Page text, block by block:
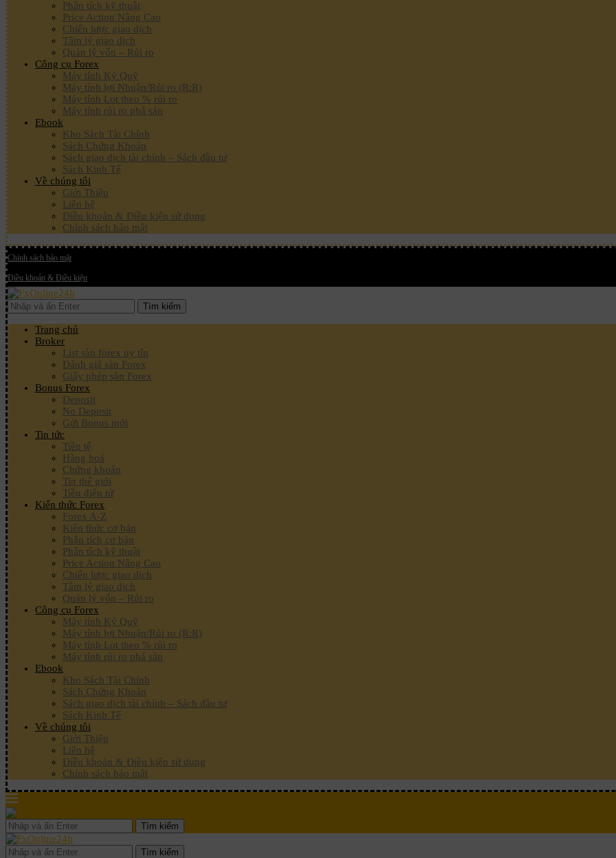
Phân tích kỹ thuật
Price Action Nâng Cao
Chiến lược giao dịch
Tâm lý giao dịch
Quản lý vốn – Rủi ro
Công cụ Forex
Máy tính Ký Quỹ
Máy tính lợi Nhuận/Rủi ro (R:R)
Máy tính Lot theo % rủi ro
Máy tính rủi ro phá sản
Ebook
Kho Sách Tài Chính
Sách Chứng Khoán
Sách giao dịch tài chính – Sách đầu tư
Sách Kinh Tế
Về chúng tôi
Giới Thiệu
Liên hệ
Điều khoản & Điều kiện sử dụng
Chính sách bảo mật
Chính sách bảo mật
Điều khoản & Điều kiện
Tìm kiếm
Trang chủ
Broker
List sàn forex uy tín
Đánh giá sàn Forex
Giấy phép sàn Forex
Bonus Forex
Deposit
No Deposit
Gửi Bonus mới
Tin tức
Tiền tệ
Hàng hoá
Chứng khoán
Tin thế giới
Tiền điện tử
Kiến thức Forex
Forex A-Z
Kiến thức cơ bản
Phân tích cơ bản
Phân tích kỹ thuật
Price Action Nâng Cao
Chiến lược giao dịch
Tâm lý giao dịch
Quản lý vốn – Rủi ro
Công cụ Forex
Máy tính Ký Quỹ
Máy tính lợi Nhuận/Rủi ro (R:R)
Máy tính Lot theo % rủi ro
Máy tính rủi ro phá sản
Ebook
Kho Sách Tài Chính
Sách Chứng Khoán
Sách giao dịch tài chính – Sách đầu tư
Sách Kinh Tế
Về chúng tôi
Giới Thiệu
Liên hệ
Điều khoản & Điều kiện sử dụng
Chính sách bảo mật
Tìm kiếm
Tìm kiếm